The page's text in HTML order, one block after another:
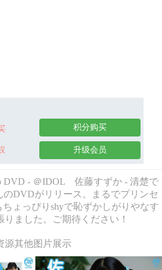
积分购买
升级会员
DVD - ＠IDOL 佐藤すずか - 清楚で
DVDがリリース。まるでプリンセ
ょっぴりshyで恥ずかしがりやなす
りました。ご期待ください！
源其他图片展示